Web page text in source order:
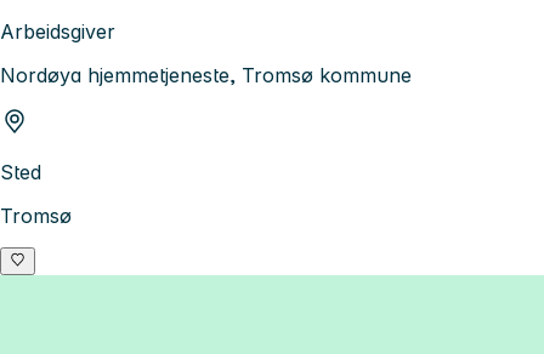
Arbeidsgiver
Nordøya hjemmetjeneste, Tromsø kommune
Sted
Tromsø